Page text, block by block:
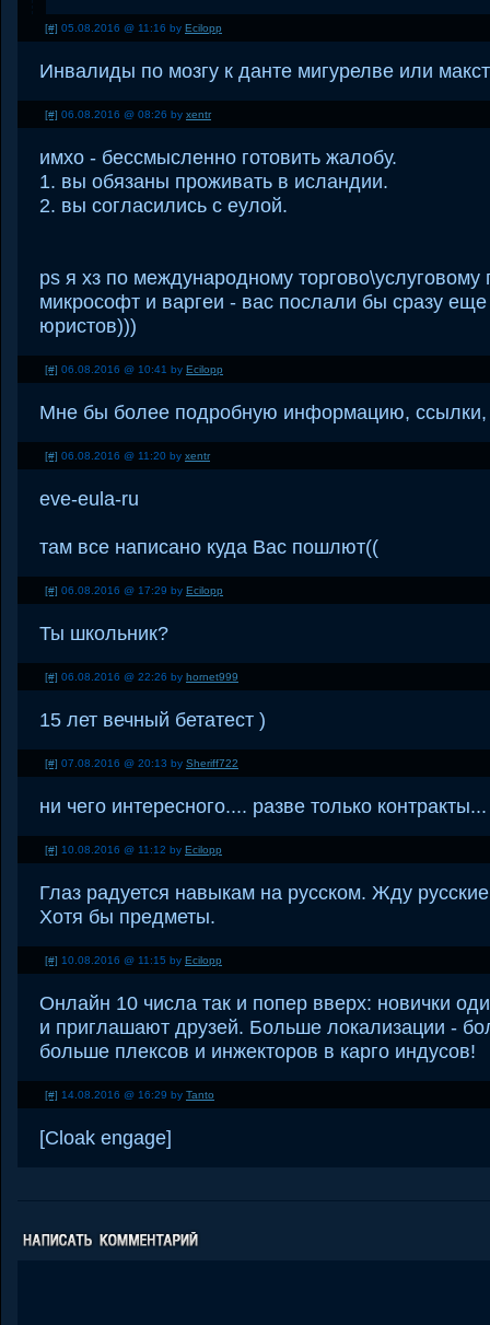
[#] 05.08.2016 @ 11:16 by Ecilopp
Инвалиды по мозгу к данте мигурелве или
[#] 06.08.2016 @ 08:26 by xentr
имхо - бессмысленно готовить жалобу.
1. вы обязаны проживать в исландии.
2. вы согласились с еулой.
ps я хз по международному торгово\услуговому
микрософт и варгеи - вас послали бы сразу
юристов)))
[#] 06.08.2016 @ 10:41 by Ecilopp
Мне бы более подробную информацию, ссылки,
[#] 06.08.2016 @ 11:20 by xentr
eve-eula-ru
там все написано куда Вас пошлют((
[#] 06.08.2016 @ 17:29 by Ecilopp
Ты школьник?
[#] 06.08.2016 @ 22:26 by hornet999
15 лет вечный бетатест )
[#] 07.08.2016 @ 20:13 by Sheriff722
ни чего интересного.... разве только контракты...
[#] 10.08.2016 @ 11:12 by Ecilopp
Глаз радуется навыкам на русском. Жду
Хотя бы предметы.
[#] 10.08.2016 @ 11:15 by Ecilopp
Онлайн 10 числа так и попер вверх: новички
и приглашают друзей. Больше локализации -
больше плексов и инжекторов в карго индусов!
[#] 14.08.2016 @ 16:29 by Tanto
[Cloak engage]